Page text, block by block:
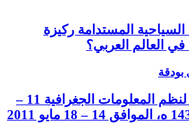
المستدامة ركيزة
في العالم العربي؟
بودقة
تطبيقات متقدمة لنظم المعلومات الجغرافية 11 –
15 جماد الثاني 1432 ه، الموافق 14 – 18 مايو 2011